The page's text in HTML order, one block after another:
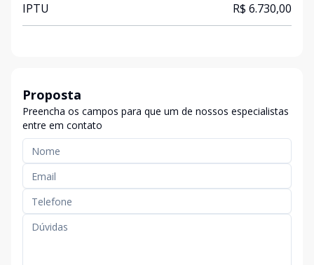
IPTU R$ 6.730,00
Proposta
Preencha os campos para que um de nossos especialistas
entre em contato